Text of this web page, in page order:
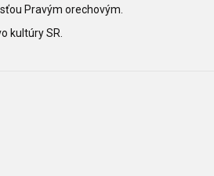
Pravým orechovým.
kultúry SR.